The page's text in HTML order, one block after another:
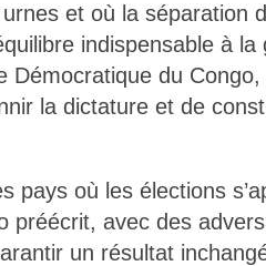
et où la séparation
indispensable à la
Démocratique du
la dictature et de
pays où les élections
préécrit, avec des
un résultat